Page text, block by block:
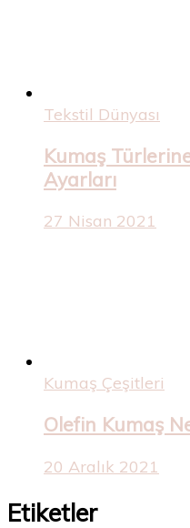
Tekstil Dünyası
Kumaş
Ayarları
27 Nisan 2021
Kumaş Çeşitleri
Olefin Kumaş
20 Aralık 2021
Etiketler